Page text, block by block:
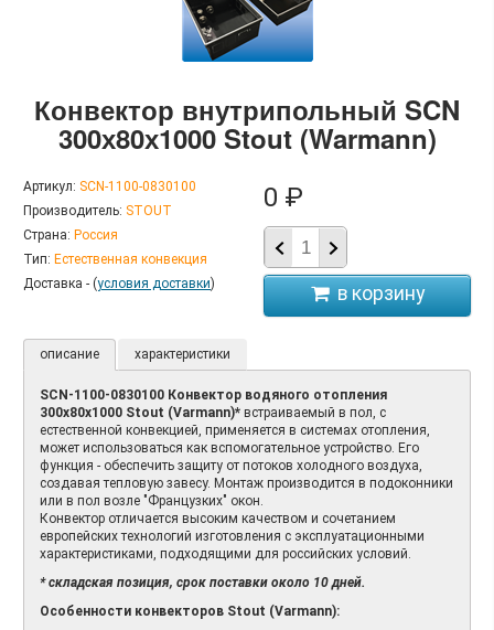
Конвектор внутрипольный SCN
300х80х1000 Stout (Warmann)
Артикул: SCN-1100-0830100
Производитель: STOUT
Страна: Россия
Тип: Естественная конвекция
Доставка - (условия доставки)
0 ₽
описание характеристики
SCN-1100-0830100 Конвектор водяного отопления
300х80х1000 Stout (Varmann)* встраиваемый в пол, с
естественной конвекцией, применяется в системах отопления,
может использоваться как вспомогательное устройство. Его
функция - обеспечить защиту от потоков холодного воздуха,
создавая тепловую завесу. Монтаж производится в подоконники
или в пол возле "Французких" окон.
Конвектор отличается высоким качеством и сочетанием
европейских технологий изготовления с эксплуатационными
характеристиками, подходящими для российских условий.
* складская позиция, срок поставки около 10 дней.
Особенности конвекторов Stout (Varmann):